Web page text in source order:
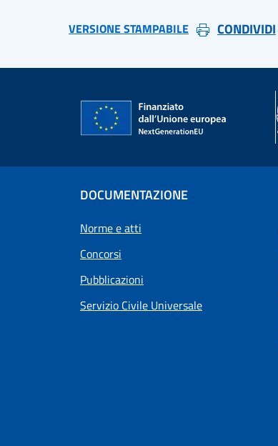
VERSIONE STAMPABILE CONDIVIDI
DOCUMENTAZIONE
Norme e atti
Concorsi
Pubblicazioni
Servizio Civile Universale